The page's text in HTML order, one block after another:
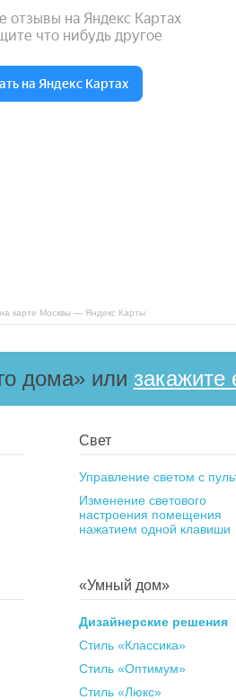
карте Москвы — Яндекс Карты
дома» или закажите
Свет
Управление светом с
Изменение светового
настроения помещения
нажатием одной клавиши
«Умный дом»
Дизайнерские решения
Стиль «Классика»
Стиль «Оптимум»
Стиль «Люкс»